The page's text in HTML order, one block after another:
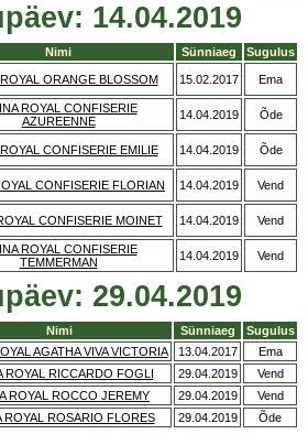
14.04.2019
Nimi Sünniaeg
Sugulus
ORANGE BLOSSOM 15.02.2017 Ema
ROYAL CONFISERIE
AZUREENNE
14.04.2019 Õde
CONFISERIE EMILIE 14.04.2019 Õde
CONFISERIE FLORIAN 14.04.2019 Vend
CONFISERIE MOINET 14.04.2019 Vend
ROYAL CONFISERIE
TEMMERMAN
14.04.2019 Vend
29.04.2019
Nimi Sünniaeg
Sugulus
AGATHA VIVA VICTORIA 13.04.2017
Ema
ROYAL RICCARDO FOGLI 29.04.2019
Vend
ROYAL ROCCO JEREMY 29.04.2019
Vend
ROYAL ROSARIO FLORES 29.04.2019 Õde